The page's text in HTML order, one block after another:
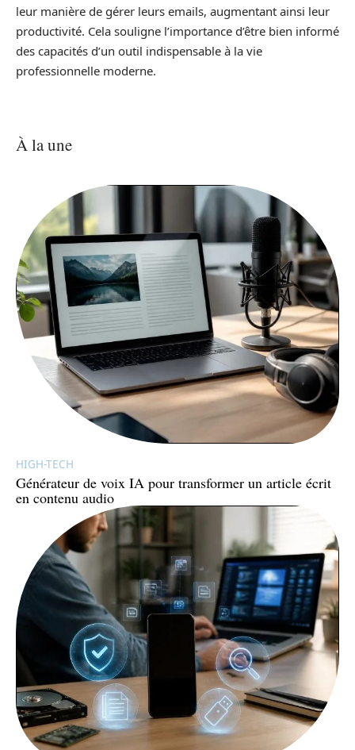
leur manière de gérer leurs emails, augmentant ainsi leur
productivité. Cela souligne l’importance d’être bien informé
des capacités d’un outil indispensable à la vie
professionnelle moderne.
À la une
HIGH-TECH
Générateur de voix IA pour transformer un article écrit
en contenu audio